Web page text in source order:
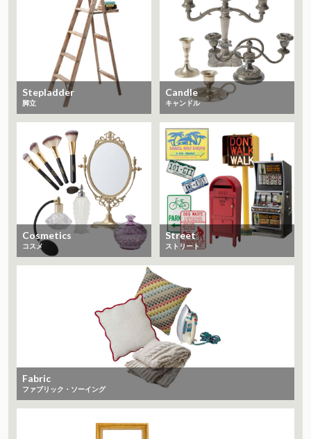
Stepladder
脚立
Candle
キャンドル
Cosmetics
コスメ
Street
ストリート
Fabric
ファブリック・ソーイング